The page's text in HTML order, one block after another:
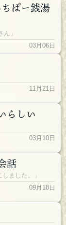
ぱー銭湯
」
03月06日
11月21日
らしい
03月10日
話
ました。」
09月18日